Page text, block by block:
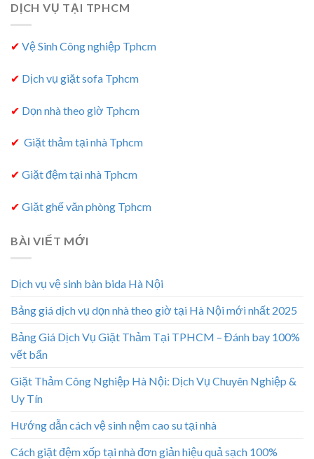
DỊCH VỤ TẠI TPHCM
✔ Vệ Sinh Công nghiệp Tphcm
✔ Dịch vụ giặt sofa Tphcm
✔ Dọn nhà theo giờ Tphcm
✔ Giặt thảm tại nhà Tphcm
✔ Giặt đệm tại nhà Tphcm
✔ Giặt ghế văn phòng Tphcm
BÀI VIẾT MỚI
Dịch vụ vệ sinh bàn bida Hà Nội
Bảng giá dịch vụ dọn nhà theo giờ tại Hà Nội mới nhất 2025
Bảng Giá Dịch Vụ Giặt Thảm Tại TPHCM – Đánh bay 100%
vết bẩn
Giặt Thảm Công Nghiệp Hà Nội: Dịch Vụ Chuyên Nghiệp &
Uy Tín
Hướng dẫn cách vệ sinh nệm cao su tại nhà
Cách giặt đệm xốp tại nhà đơn giản hiệu quả sạch 100%